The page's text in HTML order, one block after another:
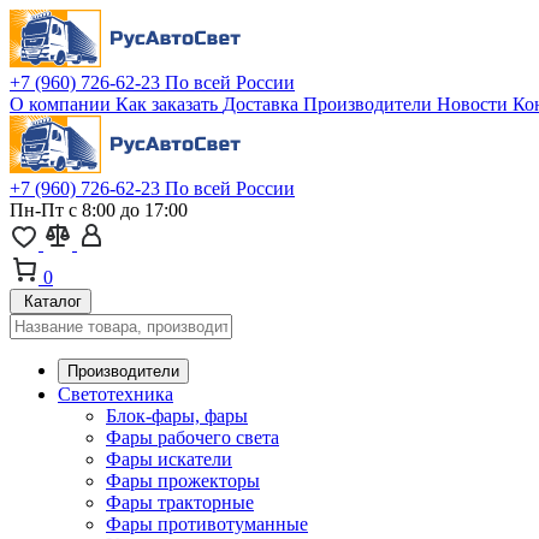
+7 (960) 726-62-23 По всей России
О компании Как заказать Доставка Производители Новости
+7 (960) 726-62-23 По всей России
Пн-Пт с 8:00 до 17:00
0
Каталог
Производители
Светотехника
Блок-фары, фары
Фары рабочего света
Фары искатели
Фары прожекторы
Фары тракторные
Фары противотуманные